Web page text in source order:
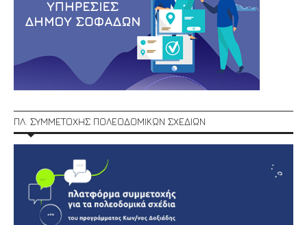
ΠΛ. ΣΥΜΜΕΤΟΧΗΣ ΠΟΛΕΟΔΟΜΙΚΩΝ ΣΧΕΔΙΩΝ